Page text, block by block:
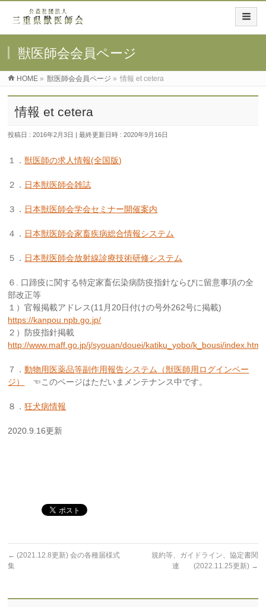
獣医師会会員ページ
HOME » 獣医師会会員ページ » 情報 et cetera
情報 et cetera
投稿日 : 2016年2月3日 最終更新日時 : 2020年9月16日
１．獣医師の求人情報(全国版)
２． 日本獣医師会雑誌
３． 日本獣医師会学会セミナー開催案内
４． 日本獣医師会家畜疾病総合情報システム
５． 日本獣医師会放射線診療技術研修システム
６. 口蹄疫に関する特定家畜伝染病防疫指針ならびに留意事項の全
部改正等
１）官報掲載アドレス(11月20日付けの号外262号に掲載)
https://kanpou.npb.go.jp/
２）防疫指針掲載
http://www.maff.go.jp/j/syouan/douei/katiku_yobo/k_bousi/index.html
７．動物用医薬品等副作用報告システム（獣医師用ログインペー
ジ）
☜このページはただいまメンテナンス中です。
８．狂犬病情報
2020.9.16更新
← (2021.12.8更新) 会の各種届様式
集
規約等、ガイドライン、協定書関
連 (2022.11.25更新) →